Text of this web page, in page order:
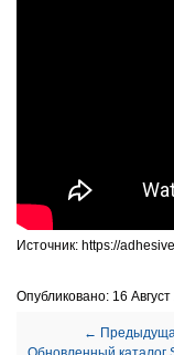
Источник: https://
Опубликовано: 16 Август
←